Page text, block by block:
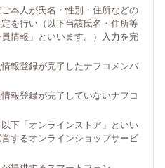
本人が氏名・性別・住所などの
を行い（以下当該氏名・住所等
情報」といいます。）入力を完
報登録が完了したナフコメンバ
報登録が完了していないナフコ
下「オンラインストア」といい
するオンラインショップサービ